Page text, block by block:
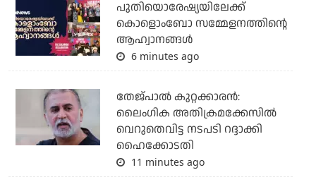
പുതിയൊരേഷ്യയിലേക്ക്
കൊളൊംബോ സമ്മേളനത്തിന്റെ
ആഹ്വാനങ്ങള്‍
6 minutes ago
തേജ്പാല്‍ കുറ്റക്കാരന്‍:
ലൈംഗിക അതിക്രമക്കേസില്‍
വെറുതെവിട്ട നടപടി റദ്ദാക്കി
ഹൈക്കോടതി
11 minutes ago